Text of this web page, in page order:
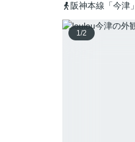
阪神本線「今津
1/2